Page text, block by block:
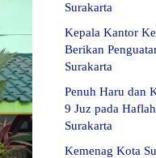
Surakarta
Kepala Kantor
Berikan
Surakarta
Penuh Haru dan
9 Juz pada
Surakarta
Kemenag Kota